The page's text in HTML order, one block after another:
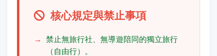
核心規定與禁止事項
禁止無旅行社、無導遊陪同的獨立旅行
（自由行）。